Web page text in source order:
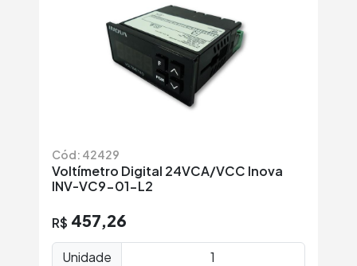
Cód: 42429
Voltímetro Digital 24VCA/VCC Inova
INV-VC9-01-L2
R$ 457,26
Unidade